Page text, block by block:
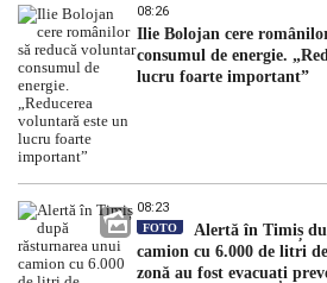
08:26
Ilie Bolojan cere
consumul de energie.
lucru foarte important”
08:23
FOTO
Alertă în Timiș
camion cu 6.000 de litri
zonă au fost evacuați